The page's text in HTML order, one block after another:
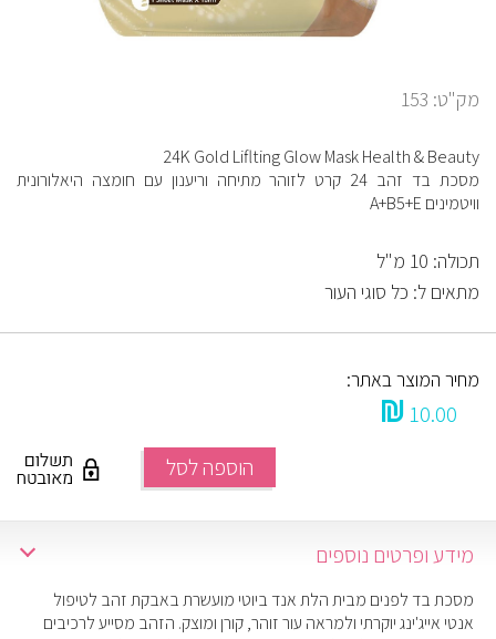
מק"ט: 153
24K Gold Liflting Glow Mask Health & Beauty
מסכת בד זהב 24 קרט לזוהר מתיחה וריענון עם חומצה היאלורונית
וויטמינים A+B5+E
תכולה: 10 מ"ל
מתאים ל: כל סוגי העור
מחיר המוצר באתר:
10.00
הוספה לסל
מידע ופרטים נוספים
מסכת בד לפנים מבית הלת אנד ביוטי מועשרת באבקת זהב לטיפול
אנטי אייג'ינג יוקרתי ולמראה עור זוהר, קורן ומוצק. הזהב מסייע לרכיבים